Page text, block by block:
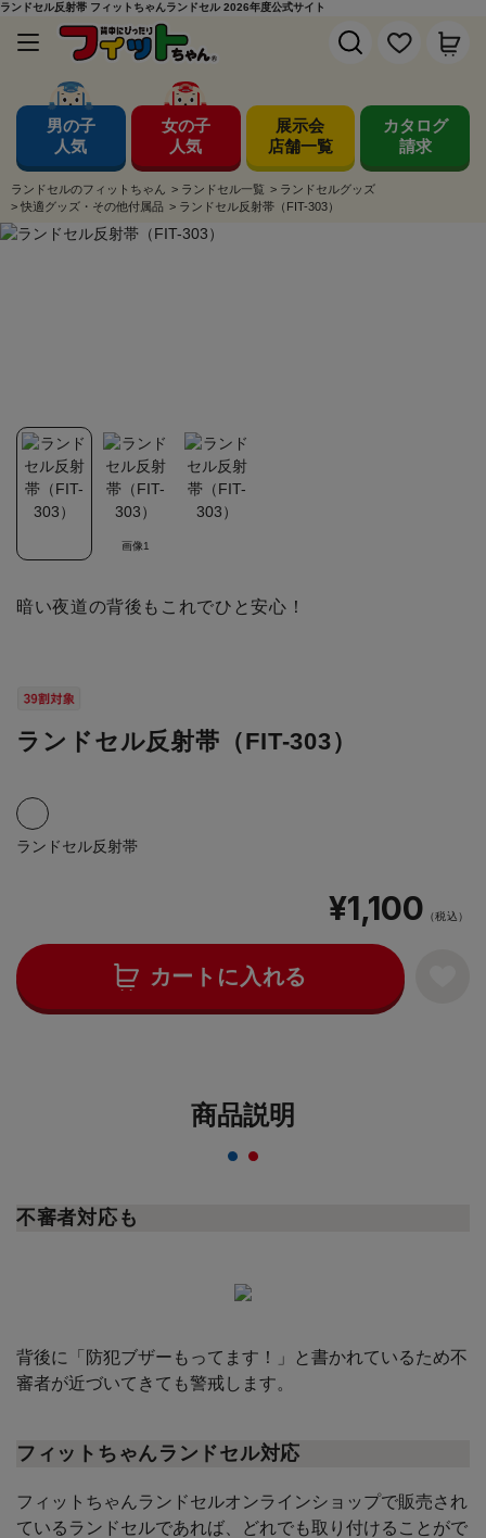
ランドセル反射帯 フィットちゃんランドセル 2026年度公式サイト
男の子
人気
女の子
人気
展示会
店舗一覧
カタログ
請求
ランドセルのフィットちゃん > ランドセル一覧 > ランドセルグッズ
> 快適グッズ・その他付属品 > ランドセル反射帯（FIT-303）
画像1
暗い夜道の背後もこれでひと安心！
ランドセル反射帯（FIT-303）
ランドセル反射帯
¥1,100 （税込）
カートに入れる
商品説明
不審者対応も
背後に「防犯ブザーもってます！」と書かれているため不
審者が近づいてきても警戒します。
フィットちゃんランドセル対応
フィットちゃんランドセルオンラインショップで販売され
ているランドセルであれば、どれでも取り付けることがで